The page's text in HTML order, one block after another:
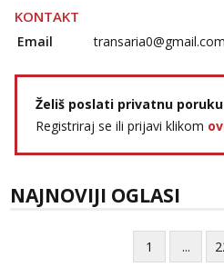
KONTAKT
Email transaria0@gmail.com
Želiš poslati privatnu
Registriraj se ili prijavi klikom
NAJNOVIJI OGLASI
1 ...